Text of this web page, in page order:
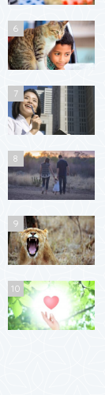
6
7
8
9
10